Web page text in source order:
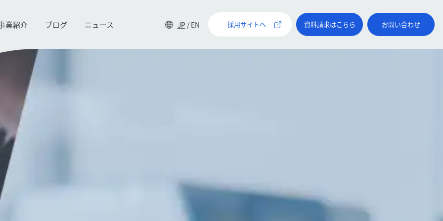
業紹介 ブログ ニュース JP / EN 採用サイトへ 資料請求はこちら お問い合わせ